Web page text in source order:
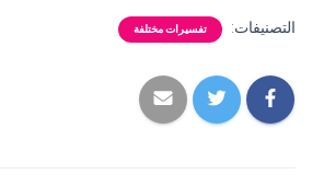
التصنيفات: تفسيرات مختلفة